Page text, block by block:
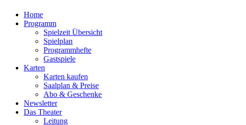
Home
Programm
Spielzeit Übersicht
Spielplan
Programmhefte
Gastspiele
Karten
Karten kaufen
Saalplan & Preise
Abo & Geschenke
Newsletter
Das Theater
Leitung